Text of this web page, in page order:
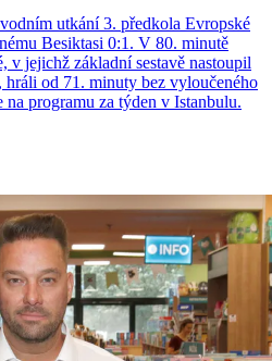
utkání 3. předkola Evropské
Besiktasi 0:1. V 80. minutě
v jejichž základní sestavě nastoupil
od 71. minuty bez vyloučeného
programu za týden v Istanbulu.